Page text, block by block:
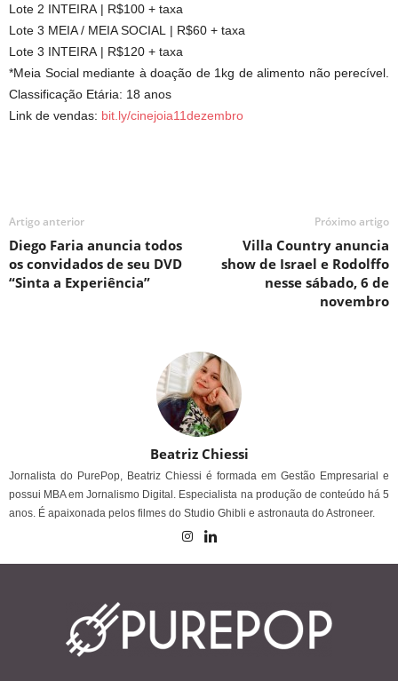
Lote 2 INTEIRA | R$100 + taxa
Lote 3 MEIA / MEIA SOCIAL | R$60 + taxa
Lote 3 INTEIRA | R$120 + taxa
*Meia Social mediante à doação de 1kg de alimento não perecível.
Classificação Etária: 18 anos
Link de vendas: bit.ly/cinejoia11dezembro
Artigo anterior
Diego Faria anuncia todos
os convidados de seu DVD
“Sinta a Experiência”
Próximo artigo
Villa Country anuncia
show de Israel e Rodolffo
nesse sábado, 6 de
novembro
Beatriz Chiessi
Jornalista do PurePop, Beatriz Chiessi é formada em Gestão Empresarial e
possui MBA em Jornalismo Digital. Especialista na produção de conteúdo há 5
anos. É apaixonada pelos filmes do Studio Ghibli e astronauta do Astroneer.